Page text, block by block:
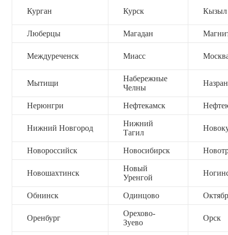
Курган Курск Кызыл
Люберцы Магадан
Междуреченск Миасс
Мытищи
Набережные
Челны
Нерюнгри Нефтекамск
Нижний Новгород
Нижний
Тагил
Новороссийск Новосибирск
Новошахтинск
Новый
Уренгой
Обнинск Одинцово
Оренбург
Орехово-
Зуево
Орск